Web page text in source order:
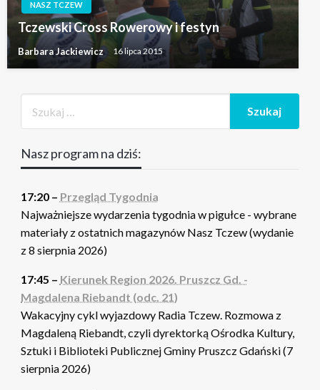
NASZ TCZEW
Tczewski Cross Rowerowy i festyn
Barbara Jackiewicz 16 lipca 2015
Nasz program na dziś:
17:20 – Przegląd Tygodnia
Najważniejsze wydarzenia tygodnia w pigułce - wybrane
materiały z ostatnich magazynów Nasz Tczew (wydanie
z 8 sierpnia 2026)
17:45 – Kierunek Region 2026. Pruszcz Gd. -
Magdalena Riebandt (odc. 21)
Wakacyjny cykl wyjazdowy Radia Tczew. Rozmowa z
Magdaleną Riebandt, czyli dyrektorką Ośrodka Kultury,
Sztuki i Biblioteki Publicznej Gminy Pruszcz Gdański (7
sierpnia 2026)